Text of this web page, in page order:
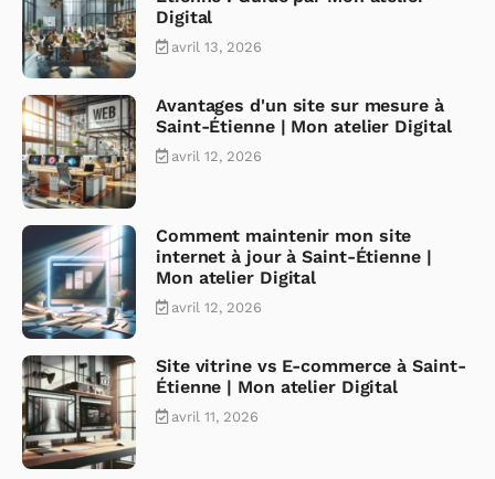
Digital
avril 13, 2026
Avantages d'un site sur mesure à
Saint-Étienne | Mon atelier Digital
avril 12, 2026
Comment maintenir mon site
internet à jour à Saint-Étienne |
Mon atelier Digital
avril 12, 2026
Site vitrine vs E-commerce à Saint-
Étienne | Mon atelier Digital
avril 11, 2026